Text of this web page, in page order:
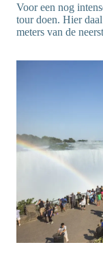
Voor een nog
tour doen. Hier
meters van de